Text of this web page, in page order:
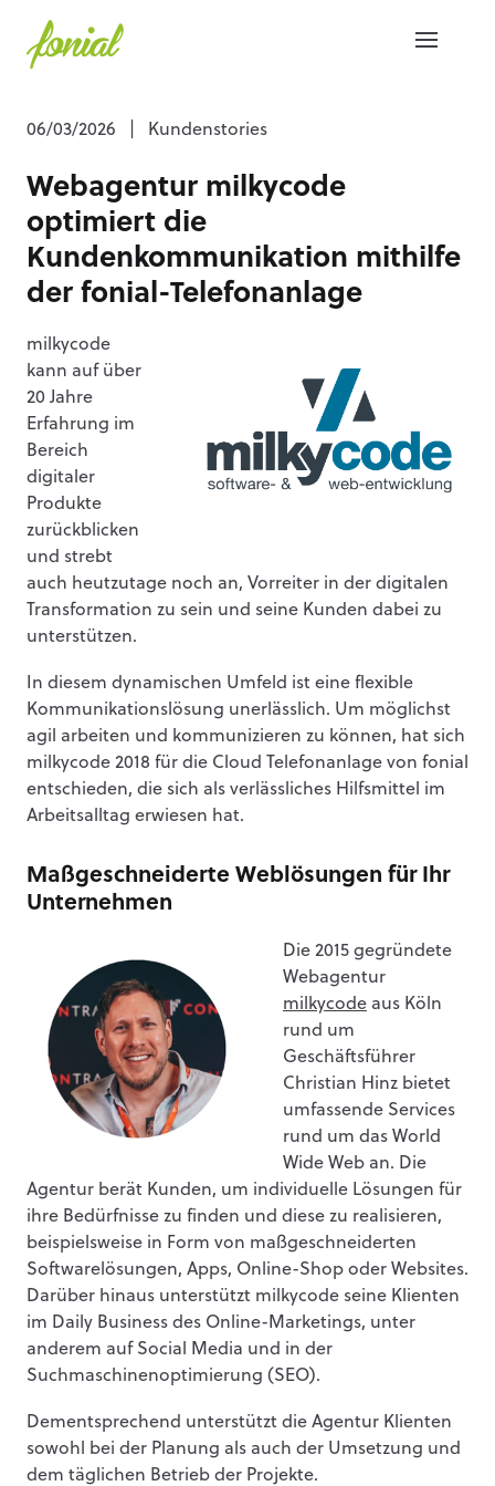
06/03/2026 Kundenstories
Webagentur milkycode
optimiert die
Kundenkommunikation mithilfe
der fonial-Telefonanlage
milkycode
kann auf über
20 Jahre
Erfahrung im
Bereich
digitaler
Produkte
zurückblicken
und strebt
auch heutzutage noch an, Vorreiter in der digitalen
Transformation zu sein und seine Kunden dabei zu
unterstützen.
In diesem dynamischen Umfeld ist eine flexible
Kommunikationslösung unerlässlich. Um möglichst
agil arbeiten und kommunizieren zu können, hat sich
milkycode 2018 für die Cloud Telefonanlage von fonial
entschieden, die sich als verlässliches Hilfsmittel im
Arbeitsalltag erwiesen hat.
Maßgeschneiderte Weblösungen für Ihr
Unternehmen
Die 2015 gegründete
Webagentur
milkycode aus Köln
rund um
Geschäftsführer
Christian Hinz bietet
umfassende Services
rund um das World
Wide Web an. Die
Agentur berät Kunden, um individuelle Lösungen für
ihre Bedürfnisse zu finden und diese zu realisieren,
beispielsweise in Form von maßgeschneiderten
Softwarelösungen, Apps, Online-Shop oder Websites.
Darüber hinaus unterstützt milkycode seine Klienten
im Daily Business des Online-Marketings, unter
anderem auf Social Media und in der
Suchmaschinenoptimierung (SEO).
Dementsprechend unterstützt die Agentur Klienten
sowohl bei der Planung als auch der Umsetzung und
dem täglichen Betrieb der Projekte.